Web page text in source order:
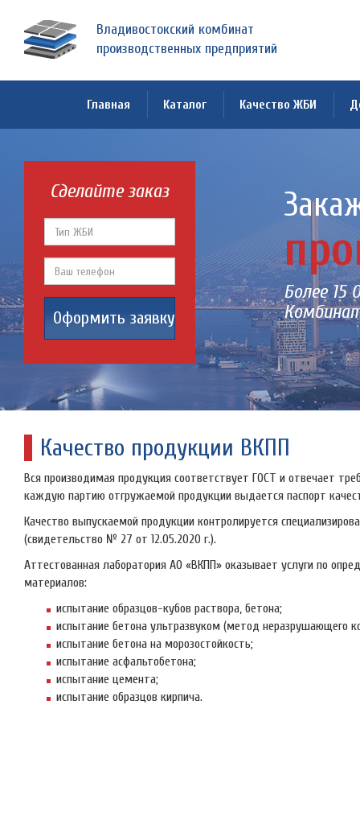
Владивостокский комбинат
производственных предприятий
Главная Каталог Качество ЖБИ
Сделайте заказ
Оформить заявку
Более 15
Качество продукции ВКПП
Вся производимая продукция соответствует ГОСТ и отвечает
каждую партию отгружаемой продукции выдается паспорт
Качество выпускаемой продукции контролируется
(свидетельство № 27 от 12.05.2020 г.).
Аттестованная лаборатория АО «ВКПП» оказывает услуги по
материалов:
испытание образцов-кубов раствора, бетона;
испытание бетона ультразвуком (метод неразрушающего
испытание бетона на морозостойкость;
испытание асфальтобетона;
испытание цемента;
испытание образцов кирпича.